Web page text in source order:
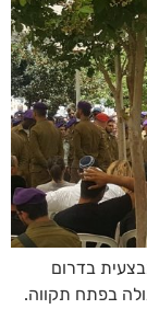
בדרום
בפתח תקווה.